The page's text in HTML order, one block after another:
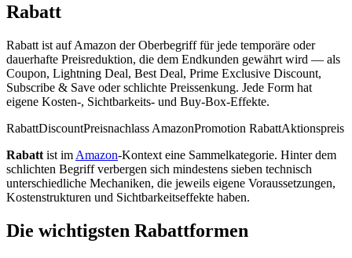
Rabatt
Rabatt ist auf Amazon der Oberbegriff für jede temporäre oder
dauerhafte Preisreduktion, die dem Endkunden gewährt wird — als
Coupon, Lightning Deal, Best Deal, Prime Exclusive Discount,
Subscribe & Save oder schlichte Preissenkung. Jede Form hat
eigene Kosten-, Sichtbarkeits- und Buy-Box-Effekte.
RabattDiscountPreisnachlass AmazonPromotion RabattAktionspreis
Rabatt ist im Amazon-Kontext eine Sammelkategorie. Hinter dem
schlichten Begriff verbergen sich mindestens sieben technisch
unterschiedliche Mechaniken, die jeweils eigene Voraussetzungen,
Kostenstrukturen und Sichtbarkeitseffekte haben.
Die wichtigsten Rabattformen